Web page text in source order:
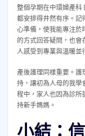
整個孕期在中環婦產科
都安排得井然有序。記
心準備，使我能專注於
的方式回答疑問，也
人感受到專業與溫暖並
產後護理同樣重要。
持，讓初為人母的我學
程中，家人也因為診所
持新手媽媽。
小結：